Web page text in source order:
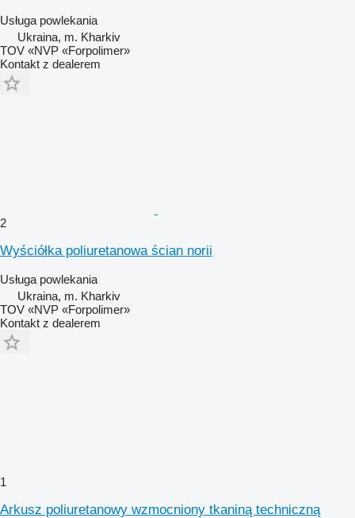
Usługa powlekania
Ukraina, m. Kharkiv
TOV «NVP «Forpolimer»
Kontakt z dealerem
2
Wyściółka poliuretanowa ścian norii
Usługa powlekania
Ukraina, m. Kharkiv
TOV «NVP «Forpolimer»
Kontakt z dealerem
1
Arkusz poliuretanowy wzmocniony tkaniną techniczną